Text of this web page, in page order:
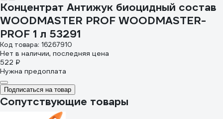
Концентрат Антижук биоцидный состав
WOODMASTER PROF WOODMASTER-
PROF 1 л 53291
Код товара: 16267910
Нет в наличии, последняя цена
522 ₽
Нужна предоплата
Подписаться на товар
Сопутствующие товары